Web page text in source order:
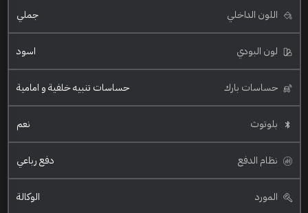
اللون الداخلي جملي
لون البودي اسود
حساسات بارك حساسات تنبيه خلفية و امامية
بلوتوث نعم
نظام الدفع دفع رباعي
المورد الوكالة